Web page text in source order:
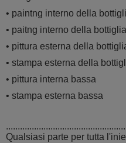
• paintng interno della
• paitng interno della bottiglia
• pittura esterna della
• stampa esterna della
• pittura interna bassa
• stampa esterna bassa
Qualsiasi parte per tutta